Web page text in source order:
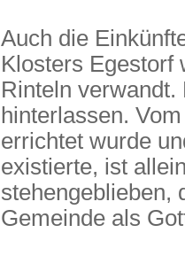
Auch die
Klosters Egestorf
Rinteln
hinterlassen.
errichtet wurde
existierte, ist
stehengeblieben,
Gemeinde als